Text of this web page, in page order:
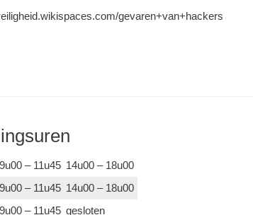
gevaren+van+hackers
– 11u45 14u00 – 18u00
– 11u45 14u00 – 18u00
– 11u45 gesloten